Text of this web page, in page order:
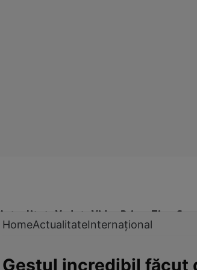
Actualitate Vedete Video Prime Time
HomeActualitateInternațional
Gestul incredibil făcut